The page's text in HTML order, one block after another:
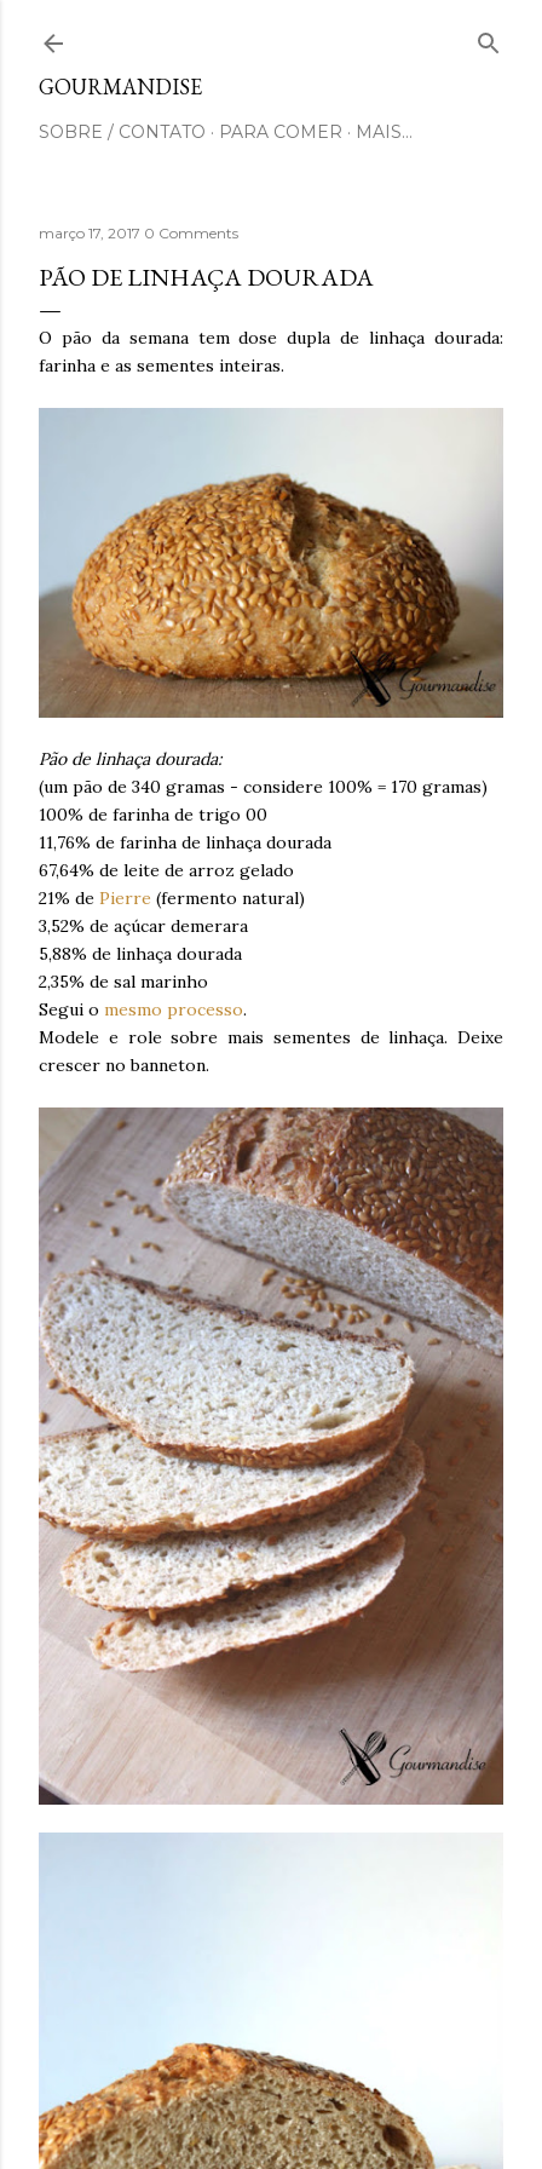
GOURMANDISE
SOBRE / CONTATO PARA COMER MAIS…
março 17, 2017 0 Comments
PÃO DE LINHAÇA DOURADA
O pão da semana tem dose dupla de linhaça dourada:
farinha e as sementes inteiras.
Pão de linhaça dourada:
(um pão de 340 gramas - considere 100% = 170 gramas)
100% de farinha de trigo 00
11,76% de farinha de linhaça dourada
67,64% de leite de arroz gelado
21% de Pierre (fermento natural)
3,52% de açúcar demerara
5,88% de linhaça dourada
2,35% de sal marinho
Segui o mesmo processo.
Modele e role sobre mais sementes de linhaça. Deixe
crescer no banneton.